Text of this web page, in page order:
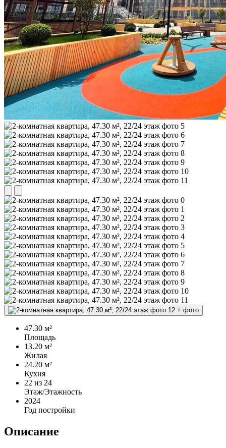
+ фото
47.30 м²
Площадь
13.20 м²
Жилая
24.20 м²
Кухня
22 из 24
Этаж/Этажность
2024
Год постройки
Описание